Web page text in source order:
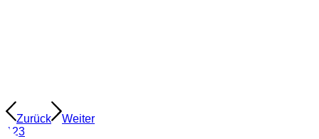
Zurück
Weiter
1 23